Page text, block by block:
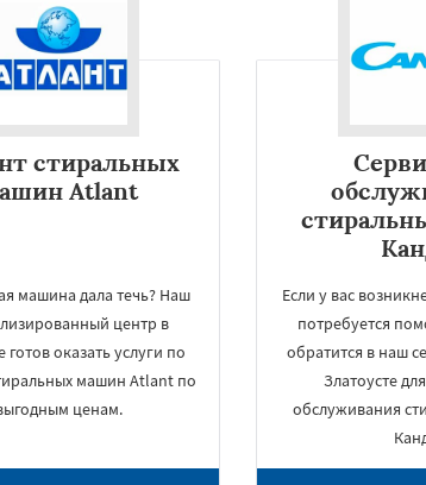
стиральных
Atlant
машина дала течь? Наш
центр в
готов оказать услуги по
машин Atlant по
ценам.
Если у вас
потребуется
обратится в наш
Златоусте
обслуживания